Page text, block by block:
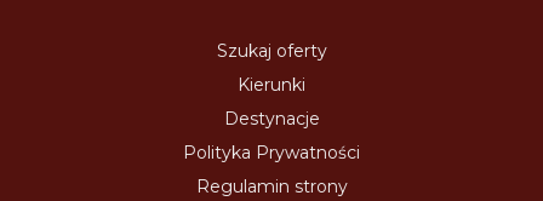
Szukaj oferty
Kierunki
Destynacje
Polityka Prywatności
Regulamin strony